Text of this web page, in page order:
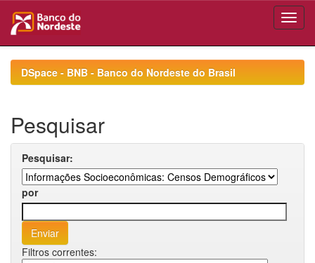
navigationDSpace - BNB - Banco do Nordeste do Brasil
Pesquisar
Pesquisar:
por
Filtros correntes: